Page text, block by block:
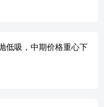
得在当地查看或使用本报
方式复制、转载、引用、刊
用的所有商标、服务标记及
低吸，中期价格重心下